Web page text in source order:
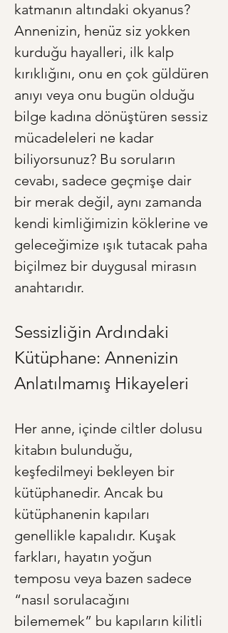
katmanın altındaki okyanus?
Annenizin, henüz siz yokken
kurduğu hayalleri, ilk kalp
kırıklığını, onu en çok güldüren
anıyı veya onu bugün olduğu
bilge kadına dönüştüren sessiz
mücadeleleri ne kadar
biliyorsunuz? Bu soruların
cevabı, sadece geçmişe dair
bir merak değil, aynı zamanda
kendi kimliğimizin köklerine ve
geleceğimize ışık tutacak paha
biçilmez bir duygusal mirasın
anahtarıdır.
Sessizliğin Ardındaki
Kütüphane: Annenizin
Anlatılmamış Hikayeleri
Her anne, içinde ciltler dolusu
kitabın bulunduğu,
keşfedilmeyi bekleyen bir
kütüphanedir. Ancak bu
kütüphanenin kapıları
genellikle kapalıdır. Kuşak
farkları, hayatın yoğun
temposu veya bazen sadece
“nasıl sorulacağını
bilememek” bu kapıların kilitli